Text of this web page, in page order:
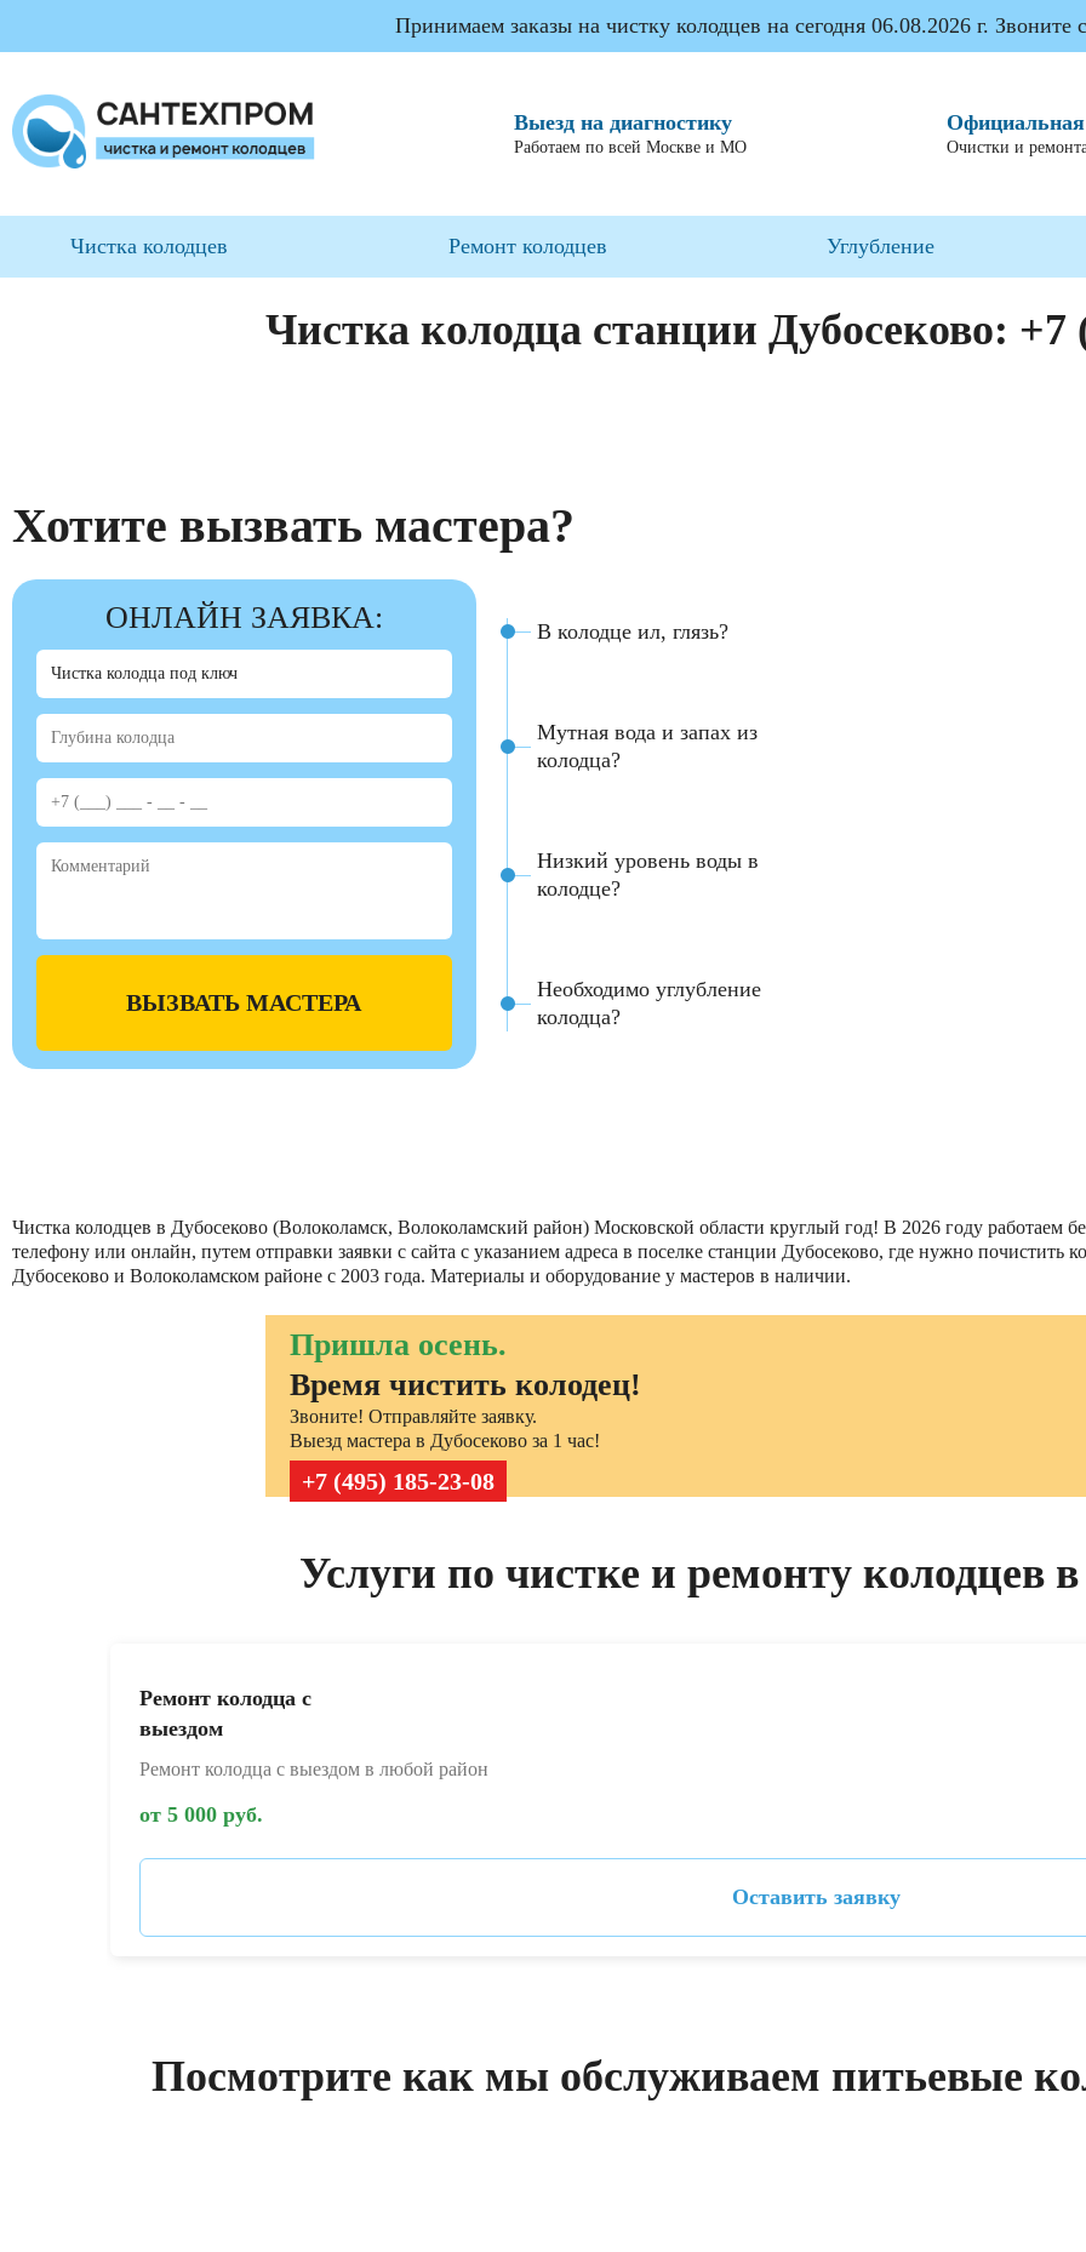
Принимаем заказы на чистку колодцев на сегодня 06.08.2026 г. Звоните
Выезд на диагностику
Работаем по всей Москве и МО Очистки и
Чистка колодцев Ремонт колодцев Углубление
Чистка колодца станции Дубосеково: +7
Хотите вызвать мастера?
ОНЛАЙН ЗАЯВКА:
ВЫЗВАТЬ МАСТЕРА
В колодце ил, глязь?
Мутная вода и запах из
колодца?
Низкий уровень воды в
колодце?
Необходимо углубление
колодца?
Чистка колодцев в Дубосеково (Волоколамск, Волоколамский район) Московской области круглый год! В 2026 году работаем
телефону или онлайн, путем отправки заявки с сайта с указанием адреса в поселке станции Дубосеково, где нужно
Дубосеково и Волоколамском районе с 2003 года. Материалы и оборудование у мастеров в наличии.
Пришла осень.
Время чистить колодец!
Звоните! Отправляйте заявку.
Выезд мастера в Дубосеково за 1 час!
+7 (495) 185-23-08
Услуги по чистке и ремонту колодцев
Ремонт колодца с
выездом
Ремонт колодца с выездом в любой район
от 5 000 руб.
Оставить заявку
Посмотрите как мы обслуживаем питьевые